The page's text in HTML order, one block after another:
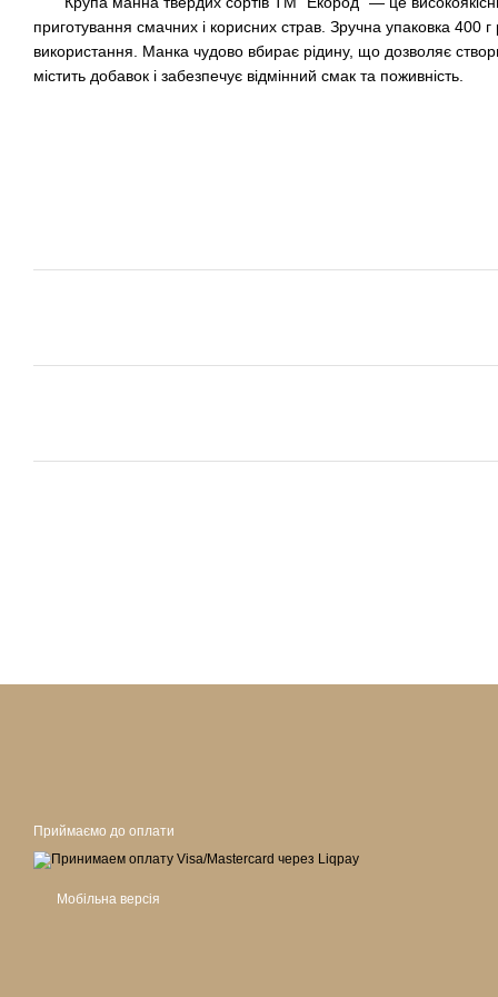
приготування смачних і корисних страв. Зручна упаковка 400
використання. Манка чудово вбирає рідину, що дозволяє
містить добавок і забезпечує відмінний смак та поживність.
Приймаємо до оплати
Мобільна версія